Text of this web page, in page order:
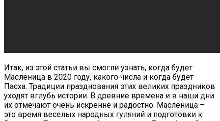
Итак, из этой статьи вы смогли узнать, когда будет
Масленица в 2020 году, какого числа и когда будет
Пасха. Традиции празднования этих великих праздников
уходят вглубь истории. В древние времена и в наши дни
их отмечают очень искренне и радостно. Масленица –
это время веселых народных гуляний и подготовки к